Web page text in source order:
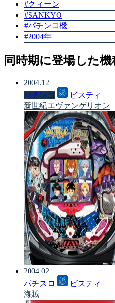
#クィーン
#SANKYO
#パチンコ機
#2004年
同時期に登場した機
2004.12
パチンコ
ビスティ
新世紀エヴァンゲリオン
2004.02
パチスロ
ビスティ
海賊